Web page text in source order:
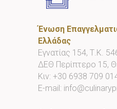
Ένωση
Ελλάδας
Εγνατίας 154, Τ.Κ.
ΔΕΘ Περίπτερο 15,
Κιν: +30 6938 709
E-mail: